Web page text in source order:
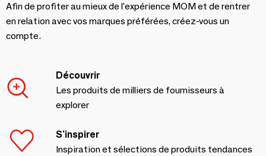
Afin de profiter au mieux de l'expérience MOM et de rentrer
en relation avec vos marques préférées, créez-vous un
compte.
Découvrir
Les produits de milliers de fournisseurs à
explorer
S'inspirer
Inspiration et sélections de produits tendances